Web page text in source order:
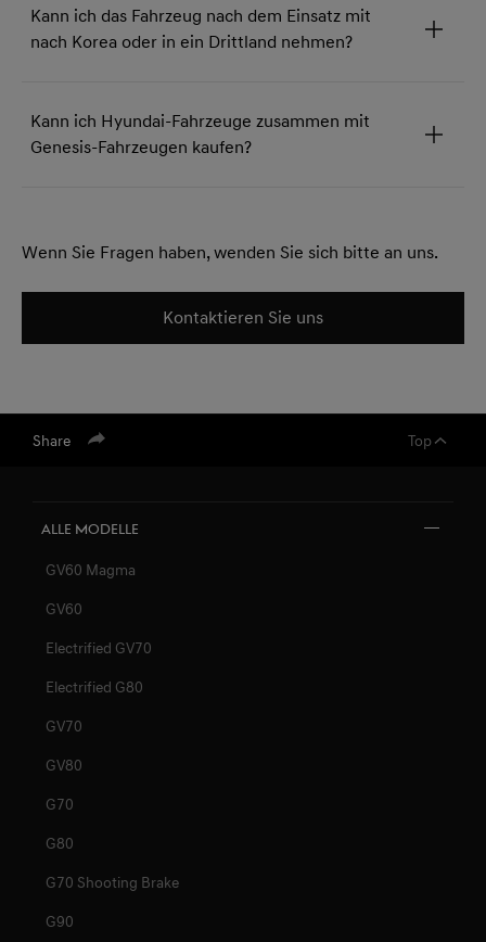
Kann ich das Fahrzeug nach dem Einsatz mit
nach Korea oder in ein Drittland nehmen?
Kann ich Hyundai-Fahrzeuge zusammen mit
Genesis-Fahrzeugen kaufen?
Wenn Sie Fragen haben, wenden Sie sich bitte an uns.
Kontaktieren Sie uns
Share Top
Alle Modelle
GV60 Magma
GV60
Electrified GV70
Electrified G80
GV70
GV80
G70
G80
G70 Shooting Brake
G90